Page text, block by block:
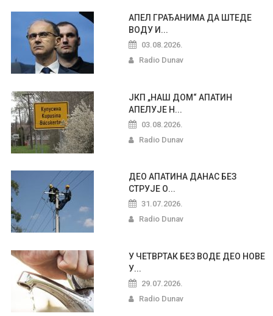
АПЕЛ ГРАЂАНИМА ДА ШТЕДЕ
ВОДУ И...
03.08.2026.
Radio Dunav
ЈКП „НАШ ДОМ“ АПАТИН
АПЕЛУЈЕ Н...
03.08.2026.
Radio Dunav
ДЕО АПАТИНА ДАНАС БЕЗ
СТРУЈЕ О...
31.07.2026.
Radio Dunav
У ЧЕТВРТАК БЕЗ ВОДЕ ДЕО НОВЕ
У...
29.07.2026.
Radio Dunav